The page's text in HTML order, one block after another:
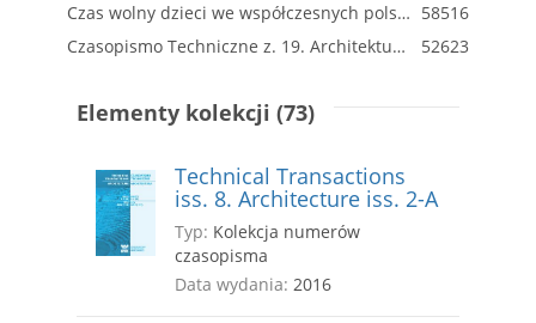
Czas wolny dzieci we współczesnych polskich miastach. Wprowadzenie do poszukiwań optymalnych rozwiązań przestrzennych 58516
Czasopismo Techniczne z. 19. Architektura z. 6-A
52623
Elementy kolekcji (73)
Technical Transactions
iss. 8. Architecture iss. 2-A
Typ: Kolekcja numerów
czasopisma
Data wydania: 2016